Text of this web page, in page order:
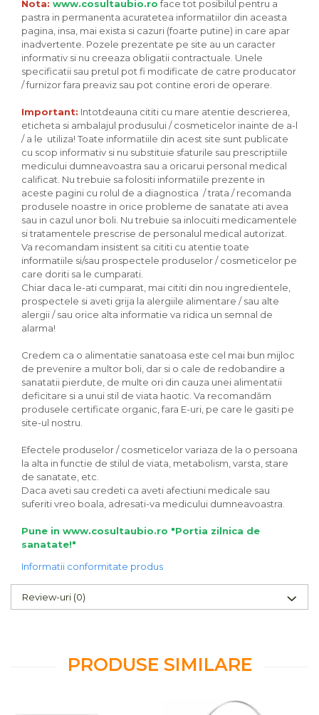
Nota: www.cosultaubio.roface tot posibilul pentru a
pastra in permanenta acuratetea informatiilor din aceasta
pagina, insa, mai exista si cazuri (foarte putine) in care apar
inadvertente. Pozele prezentate pe site au un caracter
informativ si nu creeaza obligatii contractuale. Unele
specificatii sau pretul pot fi modificate de catre producator
/ furnizor fara preaviz sau pot contine erori de operare.
Important: Intotdeauna cititi cu mare atentie descrierea,
eticheta si ambalajul produsului / cosmeticelor inainte de a-l
/ a le utiliza! Toate informatiile din acest site sunt publicate
cu scop informativ si nu substituie sfaturile sau prescriptiile
medicului dumneavoastra sau a oricarui personal medical
calificat. Nu trebuie sa folositi informatiile prezente in
aceste pagini cu rolul de a diagnostica / trata / recomanda
produsele noastre in orice probleme de sanatate ati avea
sau in cazul unor boli. Nu trebuie sa inlocuiti medicamentele
si tratamentele prescrise de personalul medical autorizat.
Va recomandam insistent sa cititi cu atentie toate
informatiile si/sau prospectele produselor / cosmeticelor pe
care doriti sa le cumparati.
Chiar daca le-ati cumparat, mai cititi din nou ingredientele,
prospectele si aveti grija la alergiile alimentare / sau alte
alergii / sau orice alta informatie va ridica un semnal de
alarma!
Credem ca o alimentatie sanatoasa este cel mai bun mijloc
de prevenire a multor boli, dar si o cale de redobandire a
sanatatii pierdute, de multe ori din cauza unei alimentatii
deficitare si a unui stil de viata haotic. Va recomandăm
produsele certificate organic, fara E-uri, pe care le gasiti pe
site-ul nostru.
Efectele produselor / cosmeticelor variaza de la o persoana
la alta in functie de stilul de viata, metabolism, varsta, stare
de sanatate, etc.
Daca aveti sau credeti ca aveti afectiuni medicale sau
suferiti vreo boala, adresati-va medicului dumneavoastra.
Pune in www.cosultaubio.ro "Portia zilnica de
sanatate!"
Informatii conformitate produs
Review-uri (0)
PRODUSE SIMILARE